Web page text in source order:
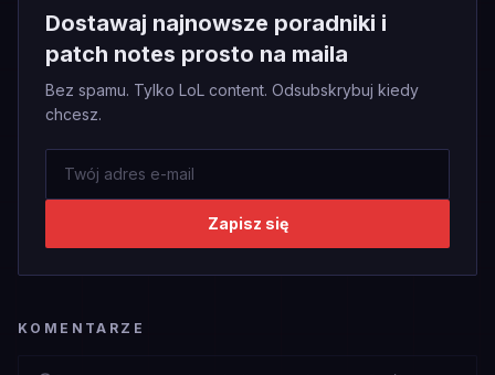
Dostawaj najnowsze poradniki i
patch notes prosto na maila
Bez spamu. Tylko LoL content. Odsubskrybuj kiedy
chcesz.
Zapisz się
KOMENTARZE